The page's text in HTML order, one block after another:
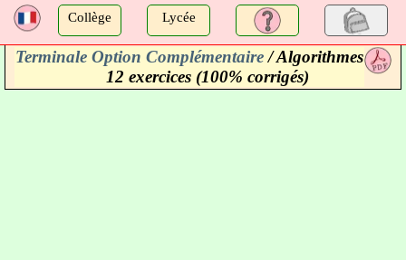
a Collège Lycée
Terminale Option Complémentaire/ Algorithmes
12 exercices (100% corrigés)
a